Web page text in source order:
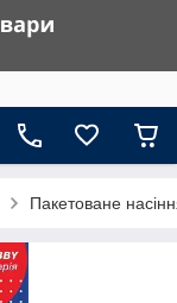
Пакетоване